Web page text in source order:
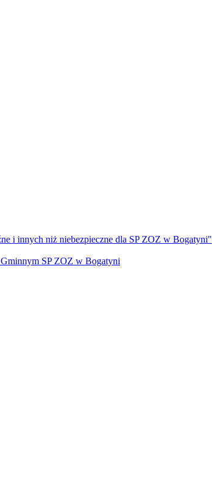
i innych niż niebezpieczne dla SP ZOZ w Bogatyni"
Gminnym SP ZOZ w Bogatyni